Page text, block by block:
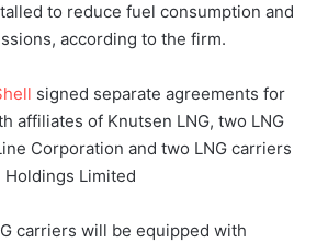
to reduce fuel consumption and
according to the firm.
signed separate agreements for
affiliates of Knutsen LNG, two LNG
Corporation and two LNG carriers
Limited
carriers will be equipped with